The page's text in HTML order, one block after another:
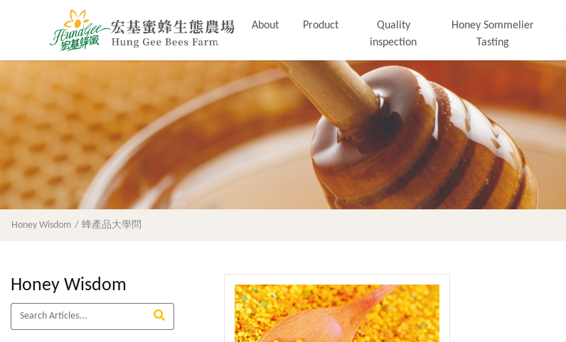
About Product
Quality
inspection
Honey Sommelier
Tasting
Honey Wisdom 蜂產品大學問
Honey Wisdom More